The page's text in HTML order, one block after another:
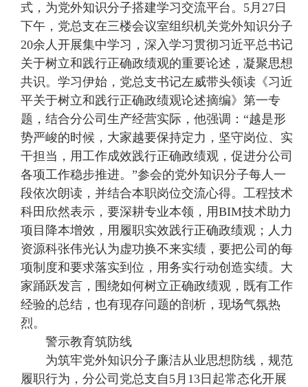
式，为党外知识分子搭建学习交流平台。5月27日
下午，党总支在三楼会议室组织机关党外知识分子
20余人开展集中学习，深入学习贯彻习近平总书记
关于树立和践行正确政绩观的重要论述，凝聚思想
共识。学习伊始，党总支书记左威带头领读《习近
平关于树立和践行正确政绩观论述摘编》第一专
题，结合分公司生产经营实际，他强调：“越是形
势严峻的时候，大家越要保持定力，坚守岗位、实
干担当，用工作成效践行正确政绩观，促进分公司
各项工作稳步推进。”参会的党外知识分子每人一
段依次朗读，并结合本职岗位交流心得。工程技术
科田欣然表示，要深耕专业本领，用BIM技术助力
项目降本增效，用履职实效践行正确政绩观；人力
资源科张伟光认为虚功换不来实绩，要把公司的每
项制度和要求落实到位，用务实行动创造实绩。大
家踊跃发言，围绕如何树立正确政绩观，既有工作
经验的总结，也有现存问题的剖析，现场气氛热
烈。
警示教育筑防线
为筑牢党外知识分子廉洁从业思想防线，规范
履职行为，分公司党总支自5月13日起常态化开展